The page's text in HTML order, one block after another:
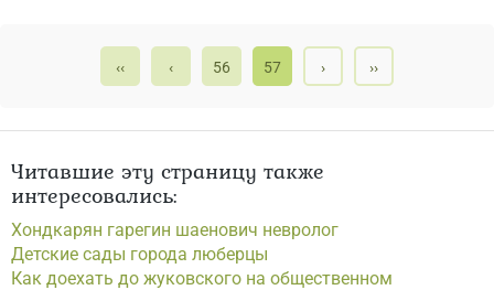
‹‹ ‹ 56 57 › ››
Читавшие эту страницу также
интересовались:
Хондкарян гарегин шаенович невролог
Детские сады города люберцы
Как доехать до жуковского на общественном